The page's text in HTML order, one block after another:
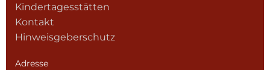
Kindertagesstätten
Kontakt
Hinweisgeberschutz
Adresse